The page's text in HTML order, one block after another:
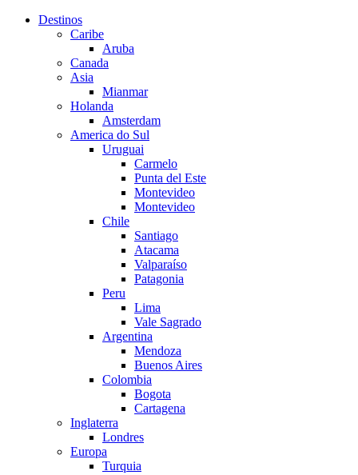
Destinos
Caribe
Aruba
Canada
Asia
Mianmar
Holanda
Amsterdam
America do Sul
Uruguai
Carmelo
Punta del Este
Montevideo
Montevideo
Chile
Santiago
Atacama
Valparaíso
Patagonia
Peru
Lima
Vale Sagrado
Argentina
Mendoza
Buenos Aires
Colombia
Bogota
Cartagena
Inglaterra
Londres
Europa
Turquia